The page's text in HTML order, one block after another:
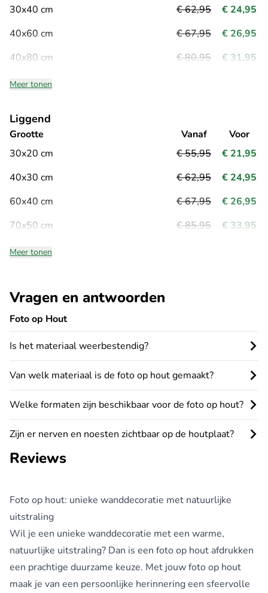
Vragen en antwoorden
Foto op Hout
Is het materiaal weerbestendig?
Van welk materiaal is de foto op hout gemaakt?
Welke formaten zijn beschikbaar voor de foto op hout?
Zijn er nerven en noesten zichtbaar op de houtplaat?
30x40 cm
40x60 cm
40x80 cm
€ 62,95
€ 67,95
€ 80,95
€ 24,95
€ 26,95
€ 31,95
Meer tonen
Liggend
Grootte
30x20 cm
40x30 cm
60x40 cm
70x50 cm
Vanaf
€ 55,95
€ 62,95
€ 67,95
€ 85,95
Voor
€ 21,95
€ 24,95
€ 26,95
€ 33,95
Meer tonen
Reviews
Foto op hout: unieke wanddecoratie met natuurlijke
uitstraling
Wil je een unieke wanddecoratie met een warme,
natuurlijke uitstraling? Dan is een foto op hout afdrukken
een prachtige duurzame keuze. Met jouw foto op hout
maak je van een persoonlijke herinnering een sfeervolle